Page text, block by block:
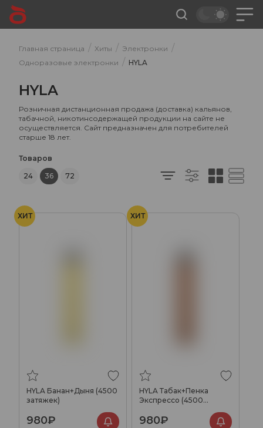
Главная страница / Хиты / Электронки /
Одноразовые электронки / HYLA
HYLA
Розничная дистанционная продажа (доставка) кальянов,
табачной, никотинсодержащей продукции на сайте не
осуществляется. Сайт предназначен для потребителей
старше 18 лет.
Товаров
24
36 72
ХИТ
HYLA Банан+Дыня (4500
затяжек)
980₽
ХИТ
HYLA Табак+Пенка
Экспрессо (4500
980₽